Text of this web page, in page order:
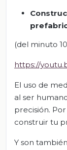
(del minuto
https://
El uso de
al ser
precisión.
construir tu
Y son